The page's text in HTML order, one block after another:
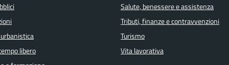
libero
Salute, benessere e assistenza
Tributi, finanze e contravvenzioni
Turismo
Vita lavorativa